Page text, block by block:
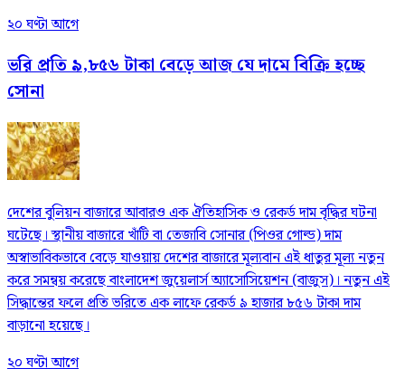
২০ ঘণ্টা আগে
ভরি প্রতি ৯,৮৫৬ টাকা বেড়ে আজ যে দামে বিক্রি হচ্ছে
সোনা
দেশের বুলিয়ন বাজারে আবারও এক ঐতিহাসিক ও রেকর্ড দাম বৃদ্ধির ঘটনা
ঘটেছে। স্থানীয় বাজারে খাঁটি বা তেজাবি সোনার (পিওর গোল্ড) দাম
অস্বাভাবিকভাবে বেড়ে যাওয়ায় দেশের বাজারে মূল্যবান এই ধাতুর মূল্য নতুন
করে সমন্বয় করেছে বাংলাদেশ জুয়েলার্স অ্যাসোসিয়েশন (বাজুস)। নতুন এই
সিদ্ধান্তের ফলে প্রতি ভরিতে এক লাফে রেকর্ড ৯ হাজার ৮৫৬ টাকা দাম
বাড়ানো হয়েছে।
২০ ঘণ্টা আগে